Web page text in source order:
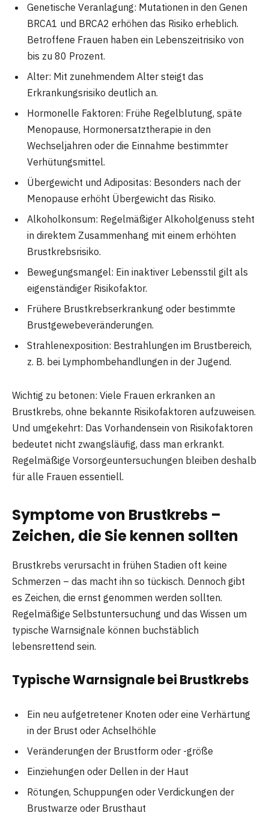
Genetische Veranlagung: Mutationen in den Genen
BRCA1 und BRCA2 erhöhen das Risiko erheblich.
Betroffene Frauen haben ein Lebenszeitrisiko von
bis zu 80 Prozent.
Alter: Mit zunehmendem Alter steigt das
Erkrankungsrisiko deutlich an.
Hormonelle Faktoren: Frühe Regelblutung, späte
Menopause, Hormonersatztherapie in den
Wechseljahren oder die Einnahme bestimmter
Verhütungsmittel.
Übergewicht und Adipositas: Besonders nach der
Menopause erhöht Übergewicht das Risiko.
Alkoholkonsum: Regelmäßiger Alkoholgenuss steht
in direktem Zusammenhang mit einem erhöhten
Brustkrebsrisiko.
Bewegungsmangel: Ein inaktiver Lebensstil gilt als
eigenständiger Risikofaktor.
Frühere Brustkrebserkrankung oder bestimmte
Brustgewebeveränderungen.
Strahlenexposition: Bestrahlungen im Brustbereich,
z. B. bei Lymphombehandlungen in der Jugend.
Wichtig zu betonen: Viele Frauen erkranken an
Brustkrebs, ohne bekannte Risikofaktoren aufzuweisen.
Und umgekehrt: Das Vorhandensein von Risikofaktoren
bedeutet nicht zwangsläufig, dass man erkrankt.
Regelmäßige Vorsorgeuntersuchungen bleiben deshalb
für alle Frauen essentiell.
Symptome von Brustkrebs –
Zeichen, die Sie kennen sollten
Brustkrebs verursacht in frühen Stadien oft keine
Schmerzen – das macht ihn so tückisch. Dennoch gibt
es Zeichen, die ernst genommen werden sollten.
Regelmäßige Selbstuntersuchung und das Wissen um
typische Warnsignale können buchstäblich
lebensrettend sein.
Typische Warnsignale bei Brustkrebs
Ein neu aufgetretener Knoten oder eine Verhärtung
in der Brust oder Achselhöhle
Veränderungen der Brustform oder -größe
Einziehungen oder Dellen in der Haut
Rötungen, Schuppungen oder Verdickungen der
Brustwarze oder Brusthaut